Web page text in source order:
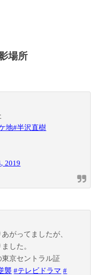
場所
地#半沢直樹
2019
がってましたが、
した。
京セントラル証
襲 #テレビドラマ #